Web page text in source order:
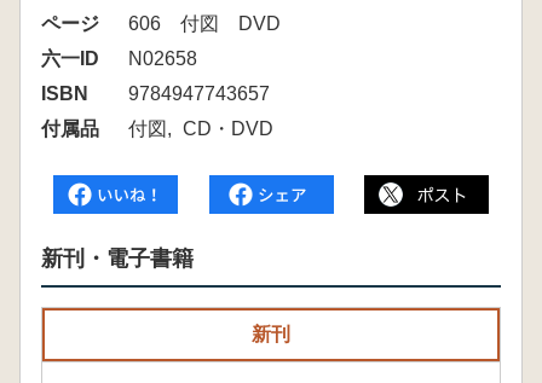
ページ
606 付図 DVD
六一ID
N02658
ISBN
9784947743657
付属品
付図 CD・DVD
新刊・電子書籍
新刊